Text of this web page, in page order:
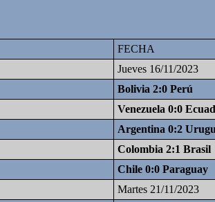
FECHA
Jueves 16/11/2023
Bolivia 2:0 Perú
Venezuela 0:0
Argentina 0:2
Colombia 2:1 Brasil
Chile 0:0 Paraguay
Martes 21/11/2023